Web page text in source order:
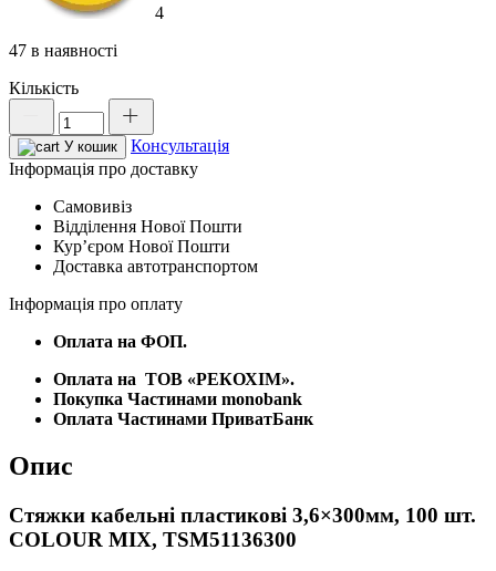
4
47 в наявності
Кількість
Стяжки
кабельні
пластикові
3,6x300мм,
шт.
COLOUR
MIX,
TSM51136300
У кошик
Консультація
Інформація про доставку
Самовивіз
Відділення Нової Пошти
Курʼєром Нової Пошти
Доставка автотранспортом
Інформація про оплату
Оплата на ФОП.
Оплата на ТОВ «РЕКОХІМ».
Покупка Частинами monobank
Оплата Частинами ПриватБанк
Опис
Стяжки кабельні пластикові 3,6×300мм, 100 шт.
COLOUR MIX, TSM51136300